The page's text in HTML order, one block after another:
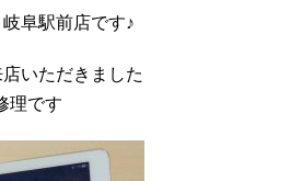
阜駅前店です♪
いただきました
理です